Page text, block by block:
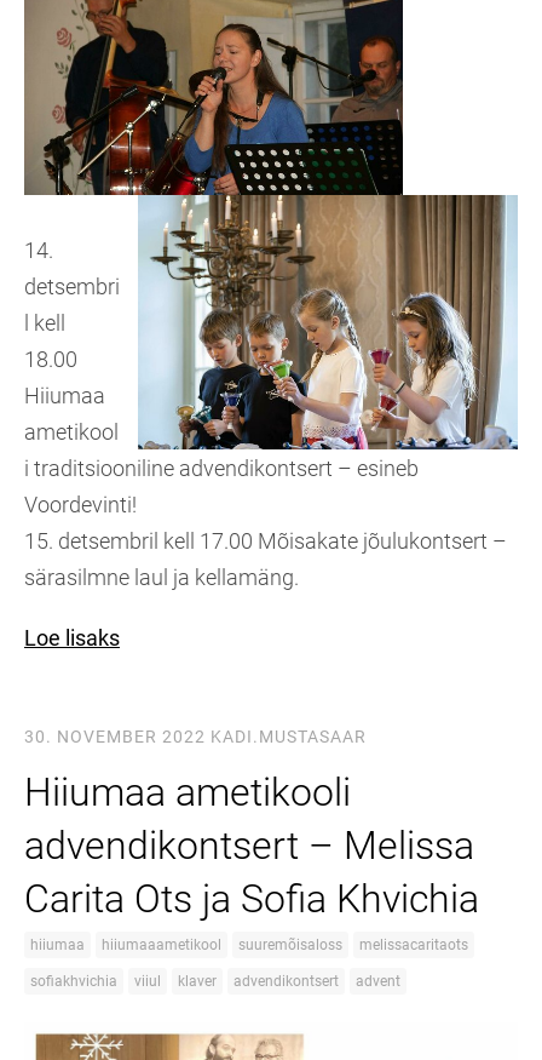
14.
detsembri
l kell
18.00
Hiiumaa
ametikool
i traditsiooniline advendikontsert – esineb
Voordevinti!
15. detsembril kell 17.00 Mõisakate jõulukontsert –
särasilmne laul ja kellamäng.
Loe lisaks
30. NOVEMBER 2022 KADI.MUSTASAAR
Hiiumaa ametikooli
advendikontsert – Melissa
Carita Ots ja Sofia Khvichia
hiiumaa hiiumaaametikool suuremõisaloss melissacaritaots
sofiakhvichia viiul klaver advendikontsert advent